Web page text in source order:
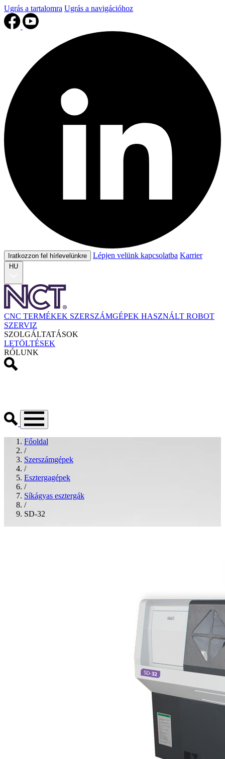
Ugrás a tartalomra Ugrás a navigációhoz
Iratkozzon fel hírlevelünkre Lépjen velünk kapcsolatba Karrier
HU
CNC TERMÉKEK SZERSZÁMGÉPEK HASZNÁLT ROBOT
SZERVIZ
SZOLGÁLTATÁSOK
LETÖLTÉSEK
RÓLUNK
Főoldal
/
Szerszámgépek
/
Esztergagépek
/
Síkágyas esztergák
/
SD-32